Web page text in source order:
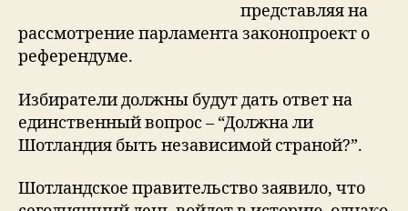
представляя на
рассмотрение парламента законопроект о
референдуме.
Избиратели должны будут дать ответ на
единственный вопрос – “Должна ли
Шотландия быть независимой страной?”.
Шотландское правительство заявило, что